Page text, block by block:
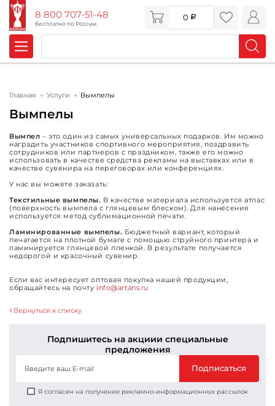
8 800 707-51-48
бесплатно по России
0
Главная Услуги Вымпелы
Вымпелы
Вымпел – это один из самых универсальных подарков. Им можно
наградить участников спортивного мероприятия, поздравить
сотрудников или партнеров с праздником, также его можно
использовать в качестве средства рекламы на выставках или в
качестве сувенира на переговорах или конференциях.
У нас вы можете заказать:
Текстильные вымпелы. В качестве материала используется атлас
(поверхность вымпела с глянцевым блеском). Для нанесения
используется метод сублимационной печати.
Ламинированные вымпелы. Бюджетный вариант, который
печатается на плотной бумаге с помощью струйного принтера и
ламинируется глянцевой пленкой. В результате получается
недорогой и красочный сувенир.
Если вас интересует оптовая покупка нашей продукции,
обращайтесь на почту info@artans.ru
Вернуться к списку
Подпишитесь на акциии специальные
предложения
Подписаться
Я согласен на получение рекламно-информационных рассылок